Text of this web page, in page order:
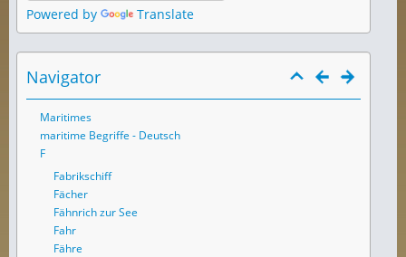
Powered by Translate
Navigator
Maritimes
maritime Begriffe - Deutsch
F
Fabrikschiff
Fächer
Fähnrich zur See
Fahr
Fähre